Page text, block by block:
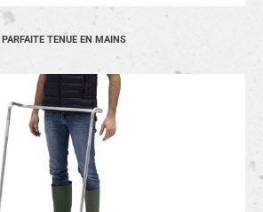
PARFAITE TENUE EN MAINS